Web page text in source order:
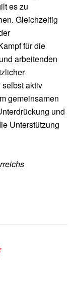
es zu
Gleichzeitig
für die
arbeitenden
selbst aktiv
gemeinsamen
und
Unterstützung